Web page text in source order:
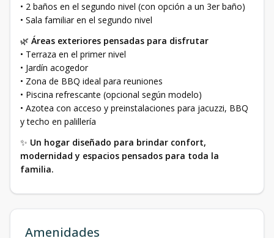
• 2 baños en el segundo nivel (con opción a un 3er baño)
• Sala familiar en el segundo nivel
🌿 Áreas exteriores pensadas para disfrutar
• Terraza en el primer nivel
• Jardín acogedor
• Zona de BBQ ideal para reuniones
• Piscina refrescante (opcional según modelo)
• Azotea con acceso y preinstalaciones para jacuzzi, BBQ
y techo en palillería
✨ Un hogar diseñado para brindar confort,
modernidad y espacios pensados para toda la
familia.
Amenidades